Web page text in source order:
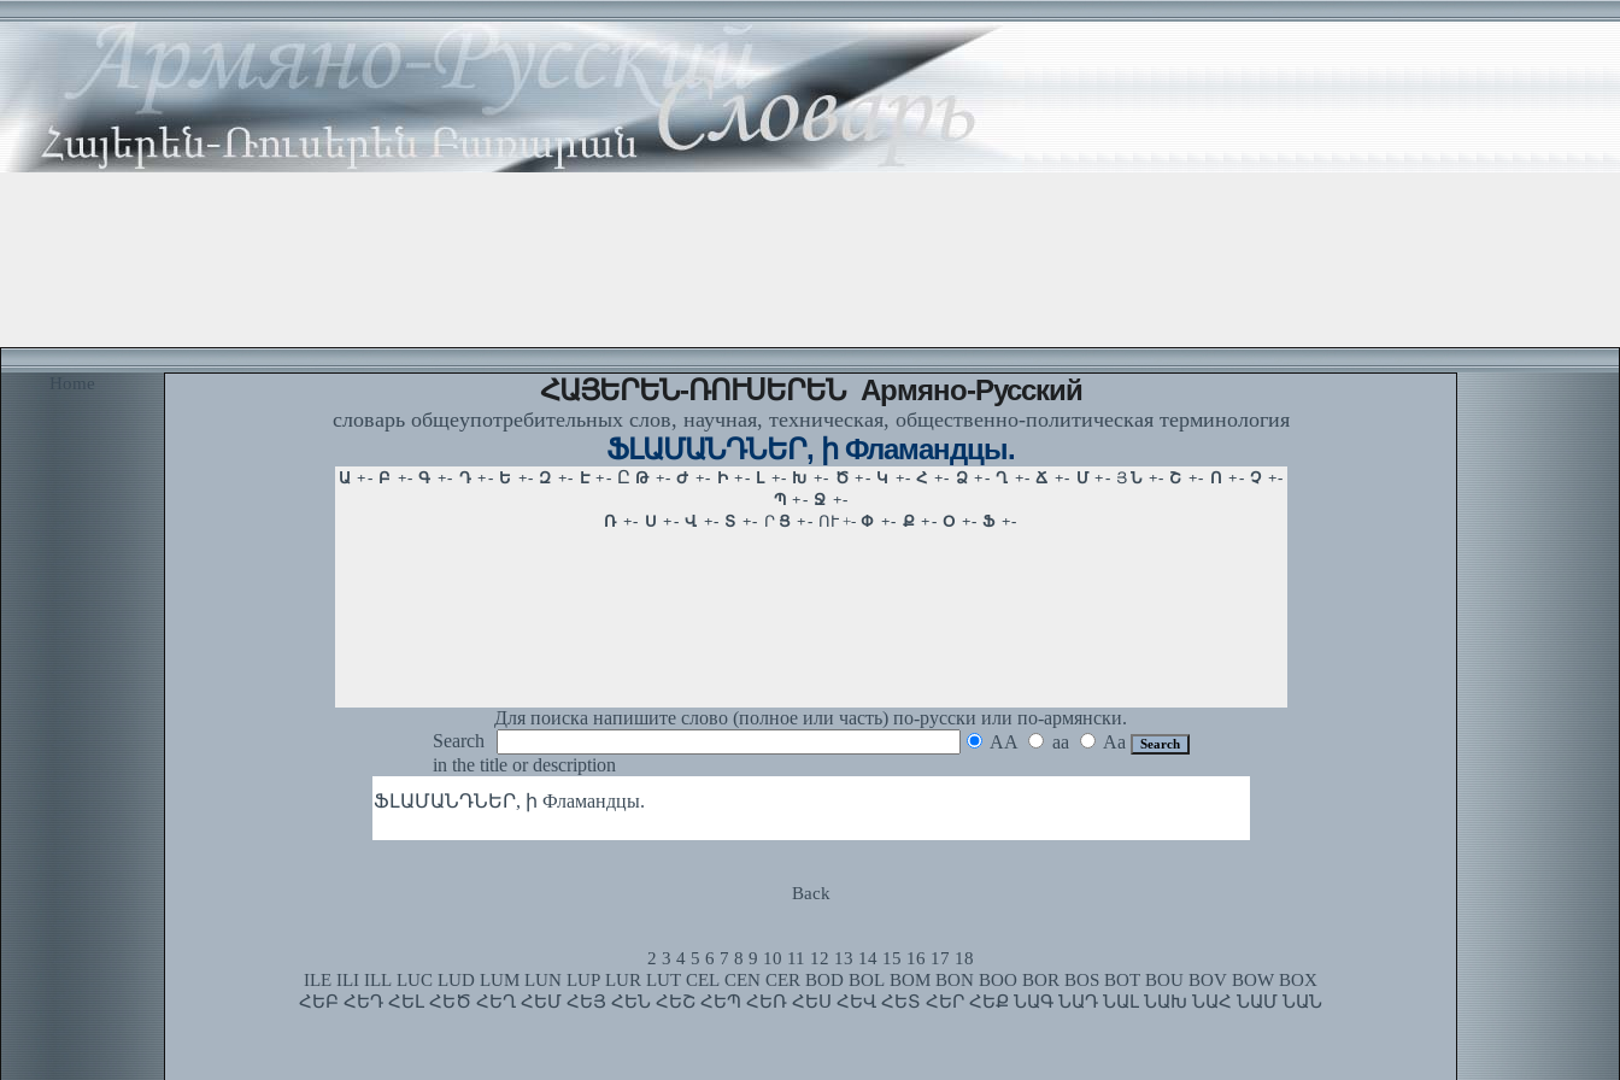
Home ՀԱՅԵՐԵՆ-ՌՈՒՍԵՐԵՆ Армяно-Русский
словарь общеупотребительных слов, научная, техническая, общественно-политическая терминология
ՖԼԱՄԱՆԴՆԵՐ, ի Фламандцы.
Для поиска напишите слово (полное или часть) по-русски или по-армянски.
Search
AA aa
Aa
in the title or description
ՖԼԱՄԱՆԴՆԵՐ, ի Фламандцы.
Back
2 3 4 5 6 7 8 9 10 11 12 13 14 15 16 17 18
ILE ILI ILL LUC LUD LUM LUN LUP LUR LUT CEL CEN CER BOD BOL BOM BON BOO BOR BOS BOT BOU BOV BOW BOX
ՀԵԲ ՀԵԴ ՀԵԼ ՀԵԾ ՀԵՂ ՀԵՄ ՀԵՅ ՀԵՆ ՀԵՇ ՀԵՊ ՀԵՌ ՀԵՍ ՀԵՎ ՀԵՏ ՀԵՐ ՀԵՔ ՆԱԳ ՆԱԴ ՆԱԼ ՆԱԽ ՆԱՀ ՆԱՄ ՆԱՆ